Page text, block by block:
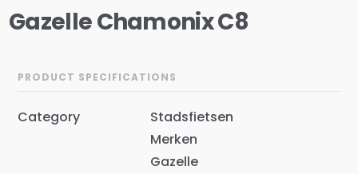
Gazelle Chamonix C8
PRODUCT SPECIFICATIONS
Category
Stadsfietsen
Merken
Gazelle